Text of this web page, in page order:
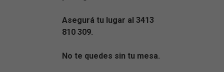
Asegurá tu lugar al 3413
810 309.
No te quedes sin tu mesa.